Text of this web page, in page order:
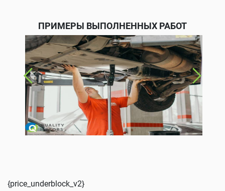
ПРИМЕРЫ ВЫПОЛНЕННЫХ РАБОТ
{price_underblock_v2}